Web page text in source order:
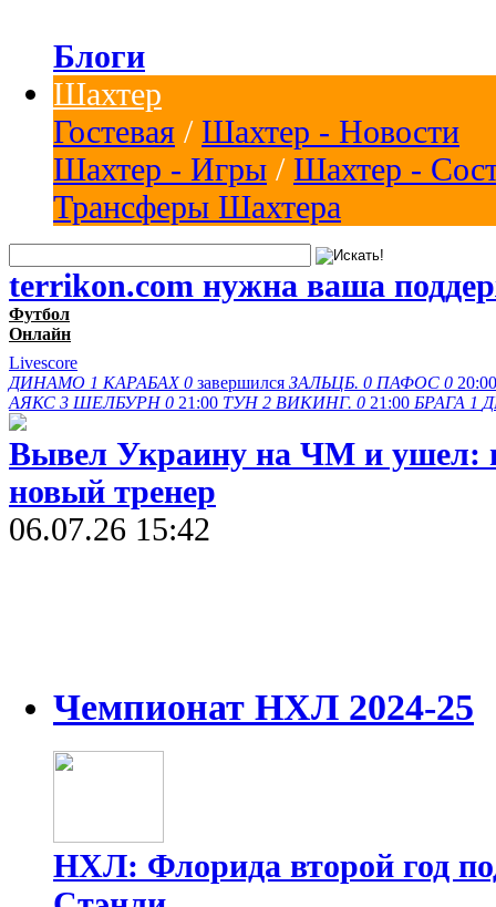
Блоги
Шахтер
Гостевая / Шахтер - Новости
Шахтер - Игры / Шахтер -
Трансферы Шахтера
terrikon.com нужна ваша
Футбол
Онлайн
Livescore
ДИНАМО 1 КАРАБАХ 0 завершился ЗАЛЬЦБ. 0 ПАФОС 0 20:00
АЯКС 3 ШЕЛБУРН 0 21:00 ТУН 2 ВИКИНГ. 0 21:00 БРАГА 1
Вывел Украину на ЧМ и ушел: в
новый тренер
06.07.26 15:42
Чемпионат НХЛ 2024-25
НХЛ: Флорида второй год